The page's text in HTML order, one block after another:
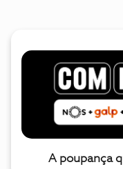
A poupança